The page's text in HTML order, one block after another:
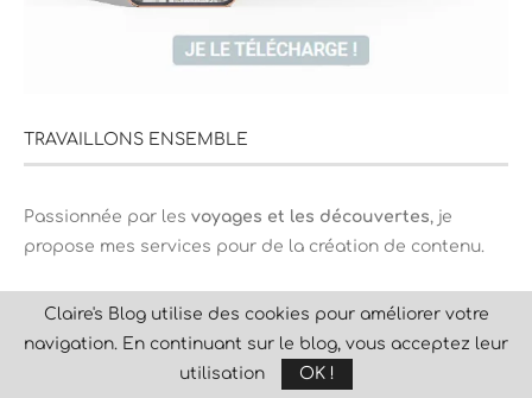
TRAVAILLONS ENSEMBLE
Passionnée par les voyages et les découvertes, je
propose mes services pour de la création de contenu.
Monkit média est disponible sous simple demande via
le formulaire de contact ou directement par mail
clairesblog@hotmail.fr où je me ferai un plaisir
Claire's Blog utilise des cookies pour améliorer votre
navigation. En continuant sur le blog, vous acceptez leur
utilisation
OK !